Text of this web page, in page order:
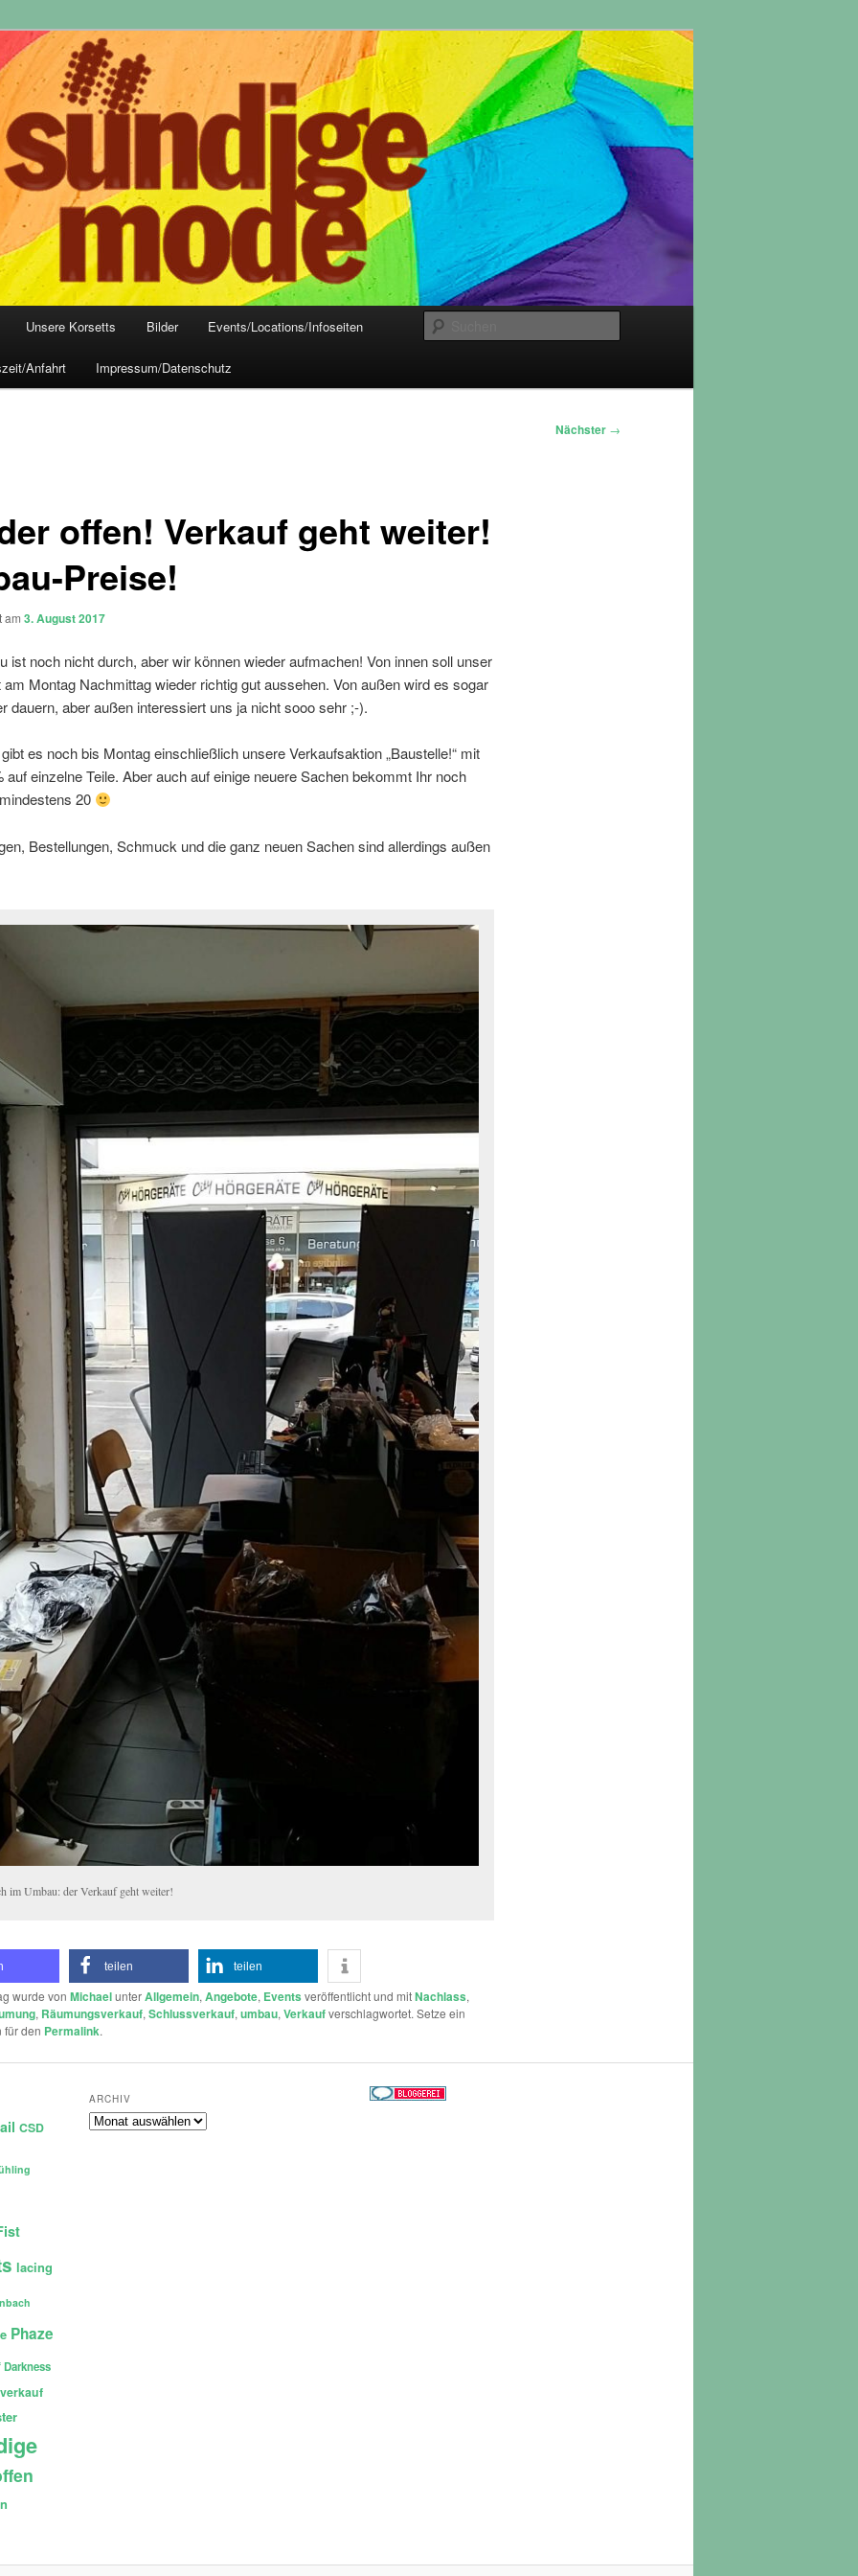
Frankfurt
Club- und Dark-Wear seit 2004
Unsere Korsetts Bilder Events/Locations/Infoseiten
Anfahrt Impressum/Datenschutz
Nächster →
offen! Verkauf geht weiter!
Preise!
am 3. August 2017
ist noch nicht durch, aber wir können wieder aufmachen! Von innen soll unser
am Montag Nachmittag wieder richtig gut aussehen. Von außen wird es sogar
dauern, aber außen interessiert uns ja nicht sooo sehr ;-).
es noch bis Montag einschließlich unsere Verkaufsaktion „Baustelle!“ mit
auf einzelne Teile. Aber auch auf einige neuere Sachen bekommt Ihr noch
20
Bestellungen, Schmuck und die ganz neuen Sachen sind allerdings außen
im Umbau: der Verkauf geht weiter!
teilen teilen
wurde von MichaelunterAllgemein, Angebote, Events veröffentlicht und mitNachlass,
, Räumungsverkauf, Schlussverkauf, umbau, Verkaufverschlagwortet. Setze ein
für den Permalink.
CSD
lacing
Phaze
ARCHIV
Archiv